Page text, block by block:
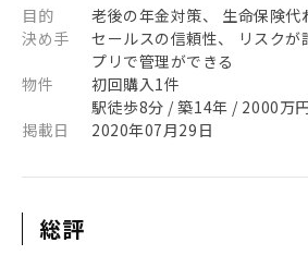
目的
老後の年金対策、 生命保険代
決め手
セールスの信頼性、 リスクが
プリで管理ができる
物件
初回購入1件
駅徒歩8分 / 築14年 / 2000万
掲載日
2020年07月29日
総評